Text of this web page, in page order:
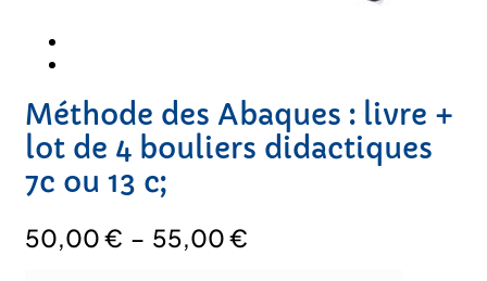
Méthode des Abaques : livre +
lot de 4 bouliers didactiques
7c ou 13 c;
50,00€ – 55,00€